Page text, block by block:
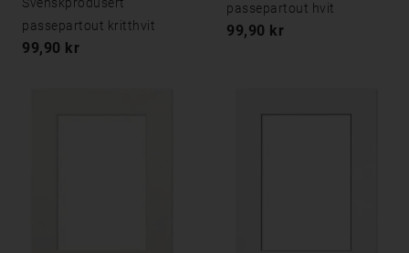
passepartout kritthvit
99,90 kr
passepartout hvit
99,90 kr